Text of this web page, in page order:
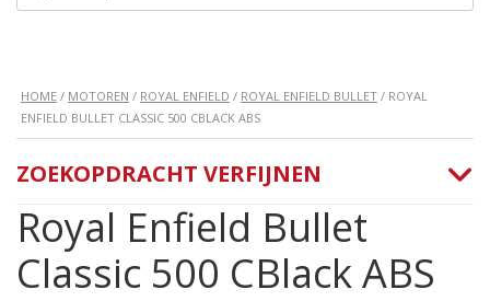
HOME / MOTOREN / ROYAL ENFIELD / ROYAL ENFIELD BULLET / ROYAL
ENFIELD BULLET CLASSIC 500 CBLACK ABS
Royal Enfield Bullet
Classic 500 CBlack ABS
ZOEKOPDRACHT VERFIJNEN